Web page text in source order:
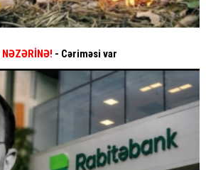
NƏZƏRİNƏ! - Cəriməsi var